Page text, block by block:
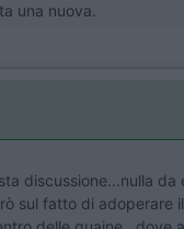
una nuova.
discussione...nulla
sul fatto di